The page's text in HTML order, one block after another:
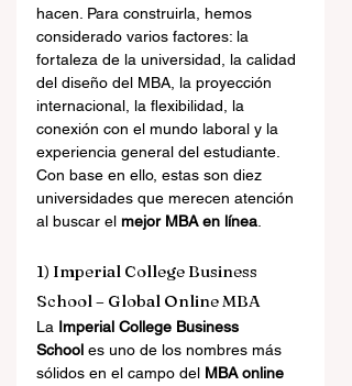
hacen. Para construirla, hemos
considerado varios factores: la
fortaleza de la universidad, la calidad
del diseño del MBA, la proyección
internacional, la flexibilidad, la
conexión con el mundo laboral y la
experiencia general del estudiante.
Con base en ello, estas son diez
universidades que merecen atención
al buscar el mejor MBA en línea
1) Imperial College Business
School – Global Online MBA
La Imperial College Business
School es uno de los nombres más
sólidos en el campo del MBA online